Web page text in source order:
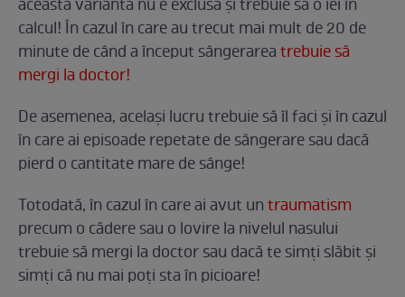
această variantă nu e exclusă și trebuie să o iei în
calcul! În cazul în care au trecut mai mult de 20 de
minute de când a început sângerareatrebuie să
mergi la doctor!
De asemenea, același lucru trebuie să îl faci și în cazul
în care ai episoade repetate de sângerare sau dacă
pierd o cantitate mare de sânge!
Totodată, în cazul în care ai avut untraumatism
precum o cădere sau o lovire la nivelul nasului
trebuie să mergi la doctor sau dacă te simți slăbit și
simți că nu mai poți sta în picioare!